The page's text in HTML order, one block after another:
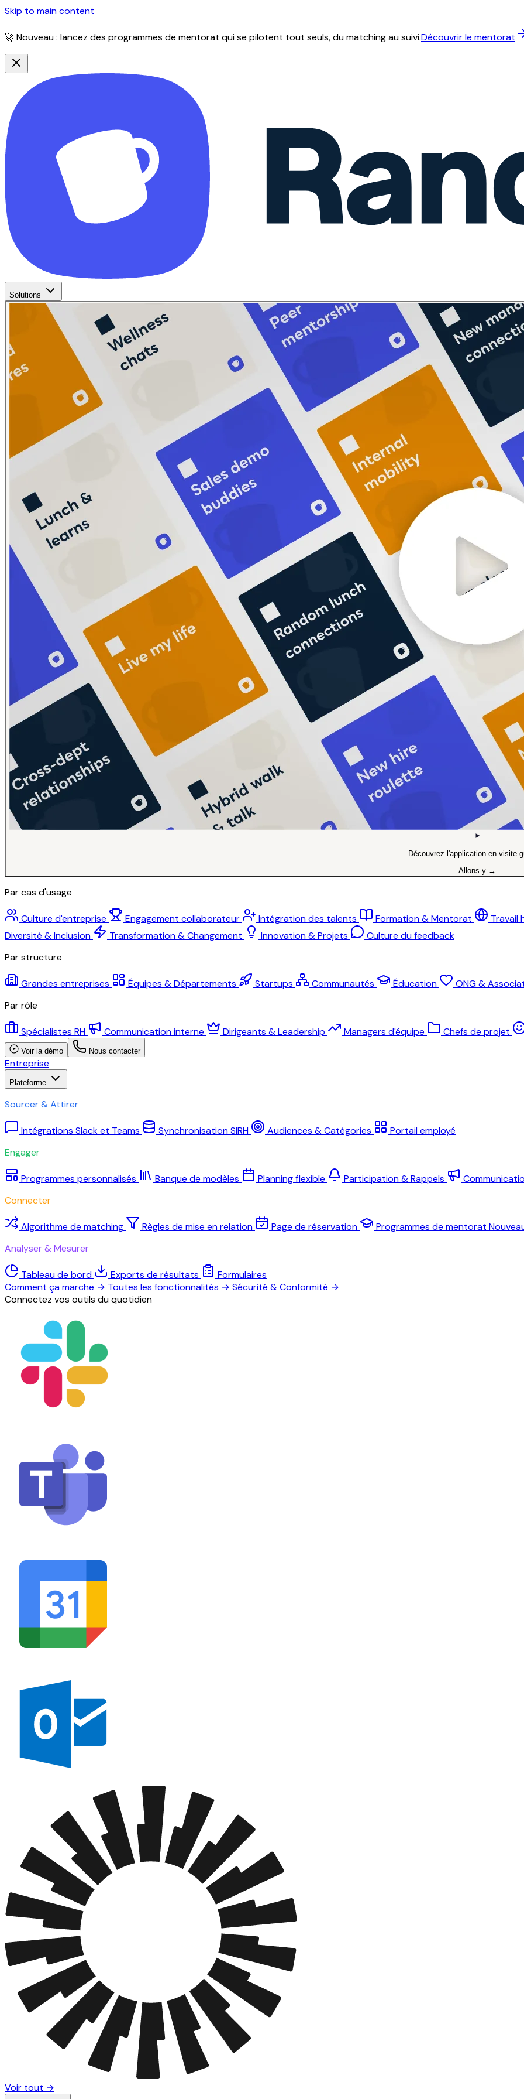
Skip to main content
🚀 Nouveau : lancez des programmes de mentorat qui se pilotent tout seuls, du matching au suivi.Découvrir le mentorat
Solutions
Découvrez l'application en visite
Allons-y →
Par cas d'usage
Culture d'entreprise Engagement collaborateur Intégration des talents Formation & Mentorat
Travail
Diversité & Inclusion
Transformation & Changement Innovation & Projets
Culture du feedback
Par structure
Grandes entreprises Équipes & Départements Startups Communautés Éducation
ONG &
Par rôle
Spécialistes RH Communication interne Dirigeants & Leadership Managers d'équipe Chefs de projet
Voir la démo Nous contacter
Entreprise
Plateforme
Sourcer & Attirer
Intégrations Slack et Teams Synchronisation SIRH Audiences & Catégories
Portail employé
Engager
Programmes personnalisés Banque de modèles Planning flexible Participation & Rappels
Connecter
Algorithme de matching Règles de mise en relation Page de réservation Programmes de mentorat
Analyser & Mesurer
Tableau de bord Exports de résultats
Formulaires
Comment ça marche → Toutes les fonctionnalités → Sécurité & Conformité →
Connectez vos outils du quotidien
Voir tout →